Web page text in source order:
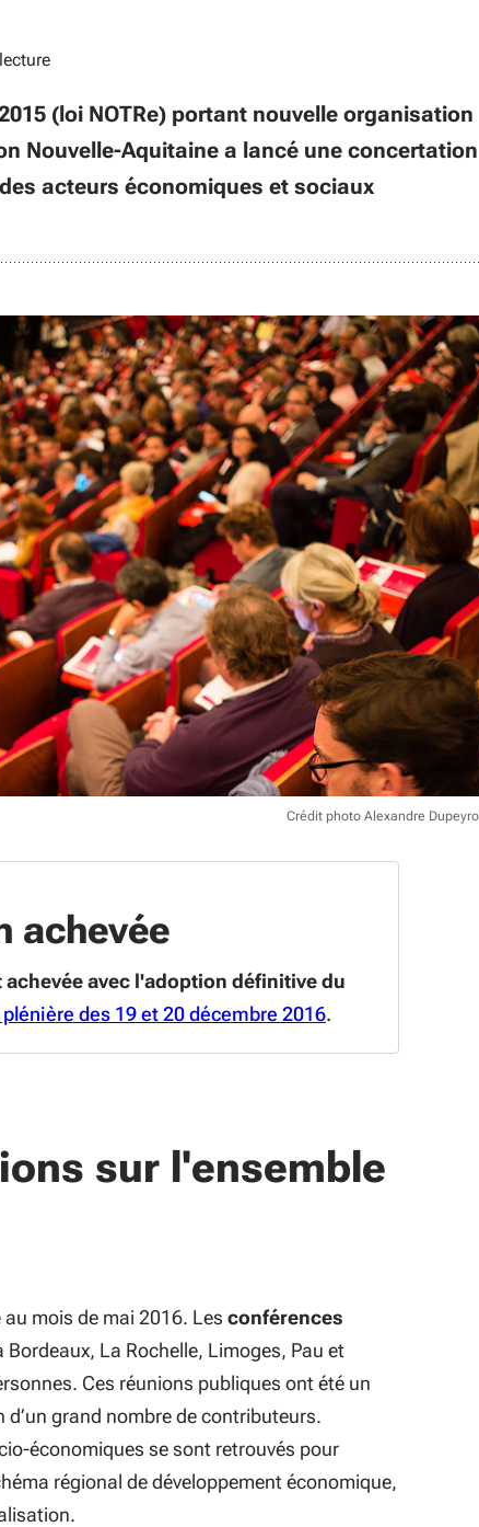
(loi NOTRe) portant nouvelle organisation
Nouvelle-Aquitaine a lancé une concertation
acteurs économiques et sociaux
Crédit photo Alexandre
achevée
avec l'adoption définitive du
des 19 et 20 décembre 2016.
sur l'ensemble
au mois de mai 2016. Les conférences
La Rochelle, Limoges, Pau et
Ces réunions publiques ont été un
grand nombre de contributeurs.
économiques se sont retrouvés pour
régional de développement économique,